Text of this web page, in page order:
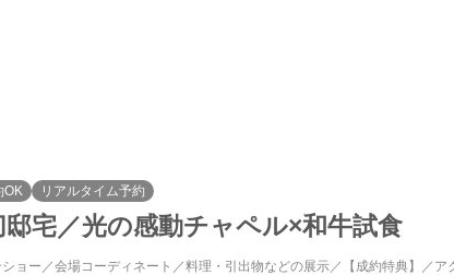
OK リアルタイム予約
宅／光の感動チャペル×和牛試食
ョー 会場コーディネート 料理・引出物などの展示 【成約特典】 ア